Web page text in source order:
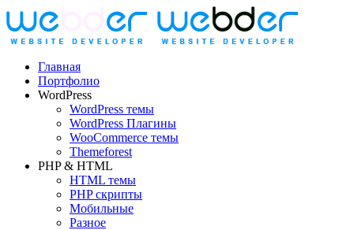
Главная
Портфолио
WordPress
WordPress темы
WordPress Плагины
WooCommerce темы
Themeforest
PHP & HTML
HTML темы
PHP скрипты
Мобильные
Разное